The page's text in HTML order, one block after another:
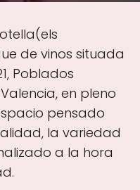
de vinos situada
Poblados
en pleno
pensado
la variedad
a la hora